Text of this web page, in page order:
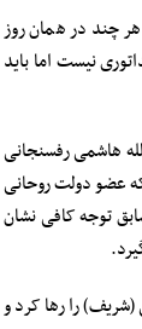
چند در همان روز
نیست اما باید
هاشمی رفسنجانی
عضو دولت روحانی
توجه کافی نشان
را رها کرد و